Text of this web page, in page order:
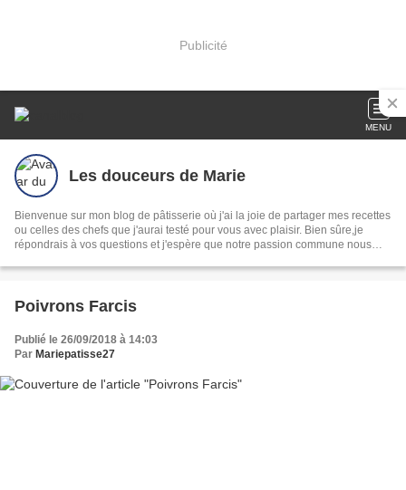
Publicité
MENU
Les douceurs de Marie
Bienvenue sur mon blog de pâtisserie où j'ai la joie de partager mes recettes
ou celles des chefs que j'aurai testé pour vous avec plaisir. Bien sûre,je
répondrais à vos questions et j'espère que notre passion commune nous
Poivrons Farcis
Publié le 26/09/2018 à 14:03
Par Mariepatisse27